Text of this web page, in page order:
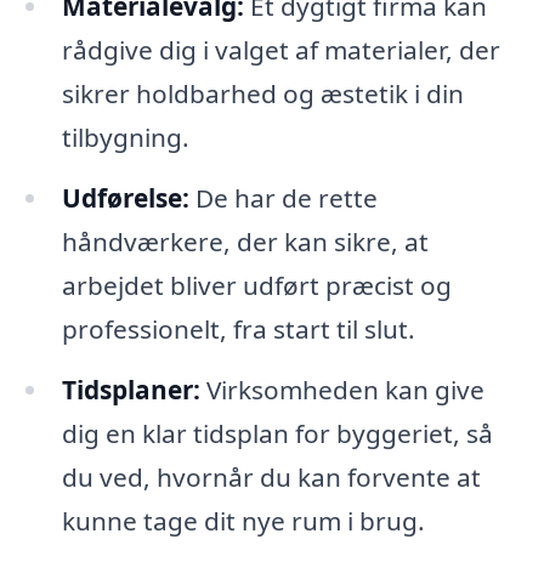
rådgive dig i valget af materialer, der
sikrer holdbarhed og æstetik i din
tilbygning.
Udførelse: De har de rette
håndværkere, der kan sikre, at
arbejdet bliver udført præcist og
professionelt, fra start til slut.
Tidsplaner: Virksomheden kan give
dig en klar tidsplan for byggeriet, så
du ved, hvornår du kan forvente at
kunne tage dit nye rum i brug.